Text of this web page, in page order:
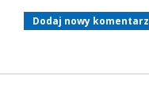
Dodaj nowy komentarz